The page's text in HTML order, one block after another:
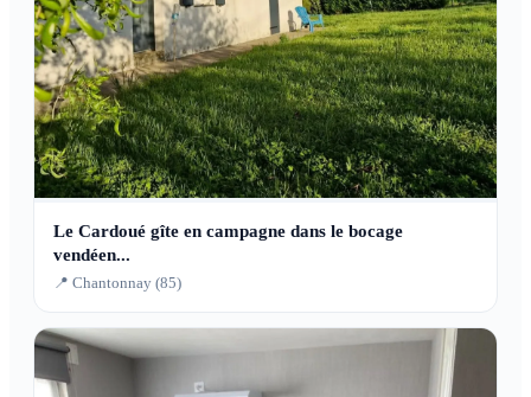
Le Cardoué gîte en campagne dans le bocage
vendéen...
📍 Chantonnay (85)